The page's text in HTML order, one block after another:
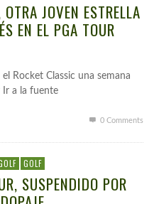
JOVEN ESTRELLA
EN EL PGA TOUR
Rocket Classic una semana
Ir a la fuente
0 Comments
GOLF
SUSPENDIDO POR